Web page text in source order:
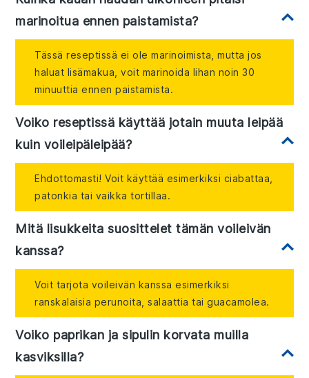
marinoitua ennen paistamista?
Tässä reseptissä ei ole marinoimista, mutta jos
haluat lisämakua, voit marinoida lihan noin 30
minuuttia ennen paistamista.
Voiko reseptissä käyttää jotain muuta leipää
kuin voileipäleipää?
Ehdottomasti! Voit käyttää esimerkiksi ciabattaa,
patonkia tai vaikka tortillaa.
Mitä lisukkeita suosittelet tämän voileivän
kanssa?
Voit tarjota voileivän kanssa esimerkiksi
ranskalaisia perunoita, salaattia tai guacamolea.
Voiko paprikan ja sipulin korvata muilla
kasviksilla?